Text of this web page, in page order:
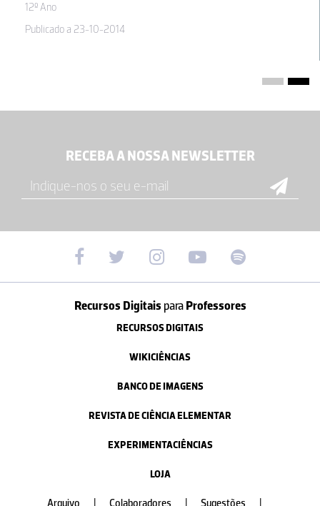
12º Ano
Publicado a 23-10-2014
RECEBA A NOSSA NEWSLETTER
Recursos Digitais paraProfessores
RECURSOS DIGITAIS
WIKICIÊNCIAS
BANCO DE IMAGENS
REVISTA DE CIÊNCIA ELEMENTAR
EXPERIMENTACIÊNCIAS
LOJA
Arquivo Colaboradores Sugestões